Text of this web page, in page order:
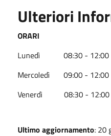
Ulteriori
ORARI
Lunedì 08:30 - 12:00
Mercoledì 09:00 - 12:00
Venerdì 08:30 - 12:00
Ultimo aggiornamento: 20